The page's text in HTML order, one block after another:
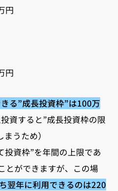
円
円
る”成長投資枠”は100万
資すると”成長投資枠の限
うため）
投資枠”を年間の上限であ
とができますが、この場
翌年に利用できるのは220